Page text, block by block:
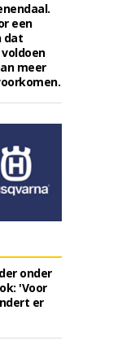
een
dat
meer
onder
'Voor
er